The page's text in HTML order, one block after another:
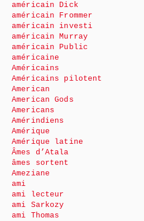
américain Dick
américain Frommer
américain investi
américain Murray
américain Public
américaine
Américains
Américains pilotent
American
American Gods
Americans
Amérindiens
Amérique
Amérique latine
Âmes d’Atala
âmes sortent
Ameziane
ami
ami lecteur
ami Sarkozy
ami Thomas